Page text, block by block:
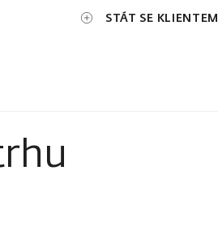
STÁT SE KLIENTEM